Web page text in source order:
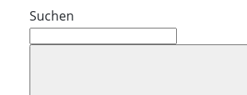
Suchen